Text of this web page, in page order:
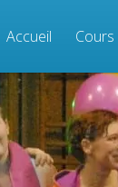
Accueil Cours